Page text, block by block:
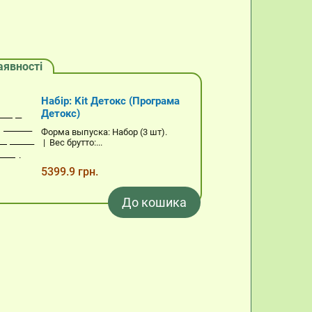
Набір: Kit Детокс (Програма
Детокс)
Форма выпуска: Набор (3 шт).
| Вес брутто:...
5399.9 грн.
До кошика